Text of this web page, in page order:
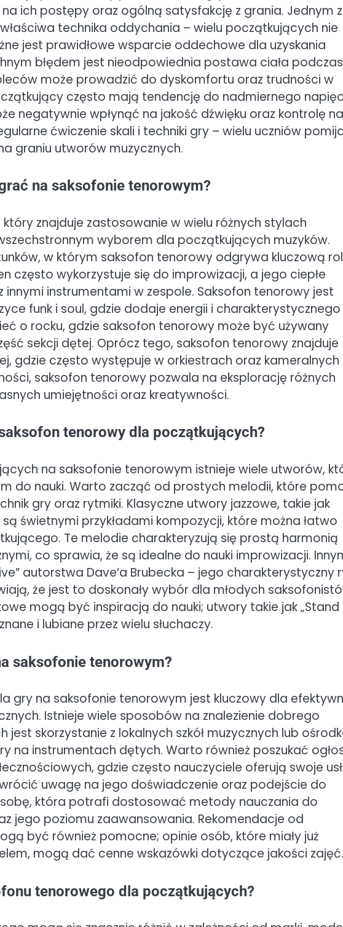
ich postępy oraz ogólną satysfakcję z grania. Jednym z
technika oddychania – wielu początkujących nie
jest prawidłowe wsparcie oddechowe dla uzyskania
błędem jest nieodpowiednia postawa ciała podczas
może prowadzić do dyskomfortu oraz trudności w
często mają tendencję do nadmiernego
negatywnie wpłynąć na jakość dźwięku oraz kontrolę
ćwiczenie skali i techniki gry – wielu uczniów
graniu utworów muzycznych.
na saksofonie tenorowym?
znajduje zastosowanie w wielu różnych stylach
wyborem dla początkujących muzyków.
w którym saksofon tenorowy odgrywa kluczową
często wykorzystuje się do improwizacji, a jego ciepłe
innymi instrumentami w zespole. Saksofon tenorowy jest
funk i soul, gdzie dodaje energii i charakterystycznego
o rocku, gdzie saksofon tenorowy może być używany
sekcji dętej. Oprócz tego, saksofon tenorowy znajduje
gdzie często występuje w orkiestrach oraz kameralnych
saksofon tenorowy pozwala na eksplorację różnych
umiejętności oraz kreatywności.
tenorowy dla początkujących?
na saksofonie tenorowym istnieje wiele utworów,
do nauki. Warto zacząć od prostych melodii, które
gry oraz rytmiki. Klasyczne utwory jazzowe, takie jak
są świetnymi przykładami kompozycji, które można łatwo
Te melodie charakteryzują się prostą harmonią
co sprawia, że są idealne do nauki improwizacji.
autorstwa Dave’a Brubecka – jego charakterystyczny
że jest to doskonały wybór dla młodych
mogą być inspiracją do nauki; utwory takie jak „Stand
i lubiane przez wielu słuchaczy.
saksofonie tenorowym?
gry na saksofonie tenorowym jest kluczowy dla
Istnieje wiele sposobów na znalezienie dobrego
jest skorzystanie z lokalnych szkół muzycznych lub
na instrumentach dętych. Warto również poszukać
gdzie często nauczyciele oferują swoje
uwagę na jego doświadczenie oraz podejście do
która potrafi dostosować metody nauczania do
jego poziomu zaawansowania. Rekomendacje od
być również pomocne; opinie osób, które miały już
mogą dać cenne wskazówki dotyczące jakości zajęć.
tenorowego dla początkujących?